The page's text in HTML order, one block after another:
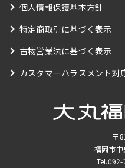
個人情報保護基本方針
特定商取引に基づく表示
古物営業法に基づく表示
カスタマーハラスメント対
〒
福岡市中
Tel.092-